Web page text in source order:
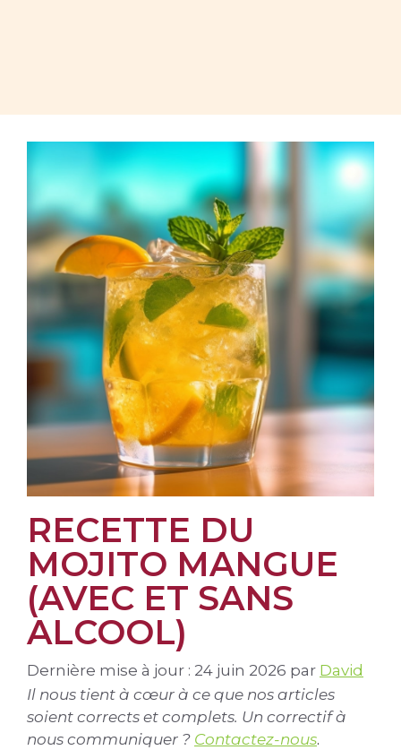
RECETTE DU
MOJITO MANGUE
(AVEC ET SANS
ALCOOL)
Dernière mise à jour : 24 juin 2026 par David
Il nous tient à cœur à ce que nos articles
soient corrects et complets. Un correctif à
nous communiquer ? Contactez-nous.